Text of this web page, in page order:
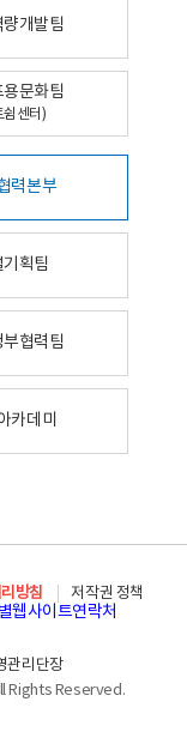
량개발팀
용문화팀
쉼센터)
력본부
획팀
부협력팀
카데미
방침
저작권 정책
웹사이트연락처
관리단장
Rights Reserved.